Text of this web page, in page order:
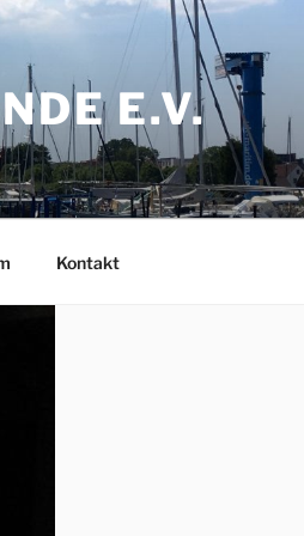
E.V.
Kontakt